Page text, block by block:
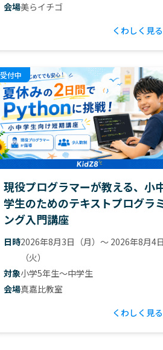
会場美らイチゴ
くわしく見る
受付中
現役プログラマーが教える、小
学生のためのテキストプログラ
ング入門講座
日時2026年8月3日（月）〜 2026年8月4
（火）
対象小学5年生〜中学生
会場真嘉比教室
くわしく見る